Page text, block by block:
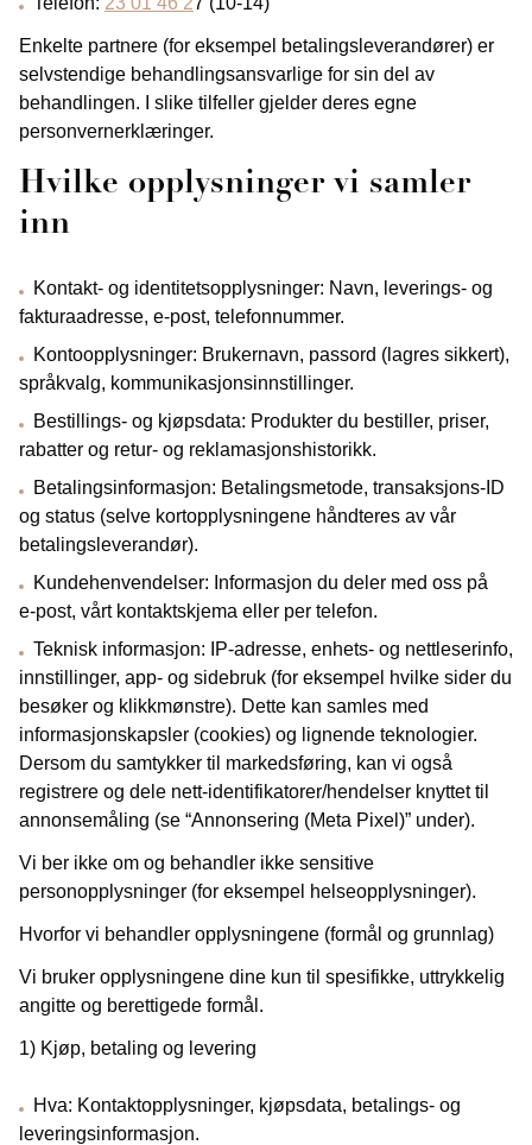
Enkelte partnere (for eksempel betalingsleverandører) er
selvstendige behandlingsansvarlige for sin del av
behandlingen. I slike tilfeller gjelder deres egne
personvernerklæringer.
Hvilke opplysninger vi samler
inn
Kontakt- og identitetsopplysninger: Navn, leverings- og
fakturaadresse, e‑post, telefonnummer.
Kontoopplysninger: Brukernavn, passord (lagres sikkert),
språkvalg, kommunikasjonsinnstillinger.
Bestillings- og kjøpsdata: Produkter du bestiller, priser,
rabatter og retur- og reklamasjonshistorikk.
Betalingsinformasjon: Betalingsmetode, transaksjons-ID
og status (selve kortopplysningene håndteres av vår
betalingsleverandør).
Kundehenvendelser: Informasjon du deler med oss på
e‑post, vårt kontaktskjema eller per telefon.
Teknisk informasjon: IP-adresse, enhets- og nettleserinfo,
innstillinger, app- og sidebruk (for eksempel hvilke sider du
besøker og klikkmønstre). Dette kan samles med
informasjonskapsler (cookies) og lignende teknologier.
Dersom du samtykker til markedsføring, kan vi også
registrere og dele nett-identifikatorer/hendelser knyttet til
annonsemåling (se “Annonsering (Meta Pixel)” under).
Vi ber ikke om og behandler ikke sensitive
personopplysninger (for eksempel helseopplysninger).
Hvorfor vi behandler opplysningene (formål og grunnlag)
Vi bruker opplysningene dine kun til spesifikke, uttrykkelig
angitte og berettigede formål.
1) Kjøp, betaling og levering
Hva: Kontaktopplysninger, kjøpsdata, betalings- og
leveringsinformasjon.